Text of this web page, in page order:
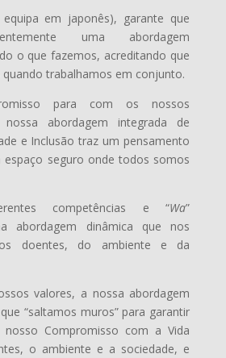
em japonês), garante que
uma abordagem
o que fazemos, acreditando que
trabalhamos em conjunto.
para com os nossos
abordagem integrada de
e Inclusão traz um pensamento
espaço seguro onde todos somos
competências e “Wa”
abordagem dinâmica que nos
doentes, do ambiente e da
valores, a nossa abordagem
“saltamos muros” para garantir
Compromisso com a Vida
o ambiente e a sociedade, e